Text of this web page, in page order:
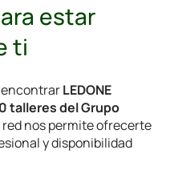
estar
ti
encontrarLEDONE
talleres del Grupo
red nos permite ofrecerte
y disponibilidad